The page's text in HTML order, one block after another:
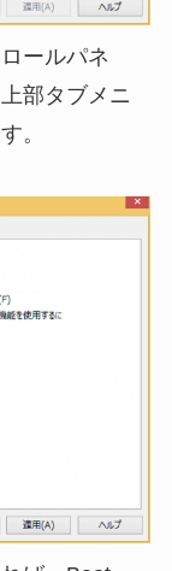
ールパネ
部タブメニ
。